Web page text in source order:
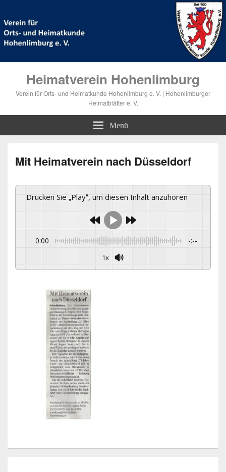
Heimatverein Hohenlimburg
Verein für Orts- und Heimatkunde Hohenlimburg e. V. | Hohenlimburger
Heimatblätter e. V.
Menü
Mit Heimatverein nach Düsseldorf
Drücken Sie „Play“, um diesen Inhalt anzuhören
0:00 -:--
1x